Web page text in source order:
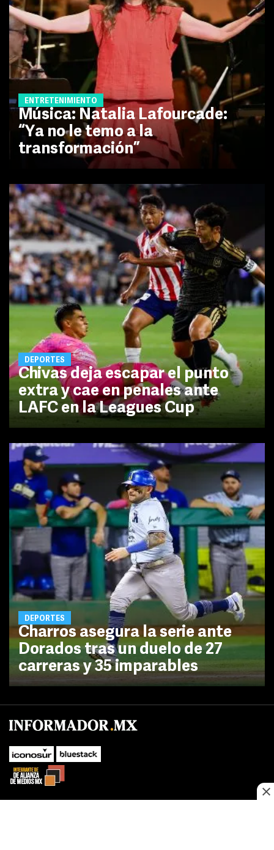
ENTRETENIMIENTO
Música: Natalia Lafourcade:
“Ya no le temo a la
transformación”
DEPORTES
Chivas deja escapar el punto
extra y cae en penales ante
LAFC en la Leagues Cup
DEPORTES
Charros asegura la serie ante
Dorados tras un duelo de 27
carreras y 35 imparables